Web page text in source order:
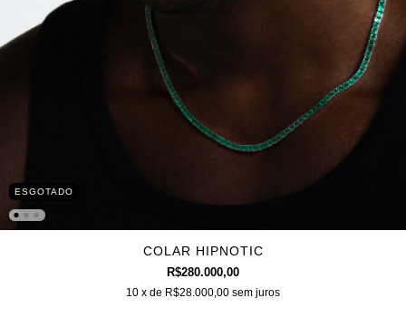
ESGOTADO
COLAR HIPNOTIC
R$280.000,00
10 x de R$28.000,00 sem juros